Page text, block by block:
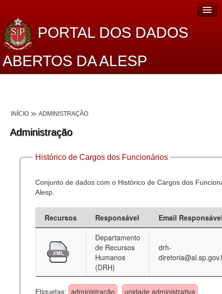
PORTAL DOS DADOS
ABERTOS DA ALESP
Dados Abertos Alesp
Lei de Acesso à Informação
Dados Governamentais Abertos
Planejamento
Catálogo de dados
Processo Legislativo
Administração
Legislação
INÍCIO ADMINISTRAÇÃO
Administração
Histórico de Cargos dos Funcionários
Conjunto de dados com o Histórico de Cargos dos
Alesp.
Recursos Responsável
Email
Departamento
de Recursos
Humanos
(DRH)
drh-
Etiquetas: administração
unidade administrativa